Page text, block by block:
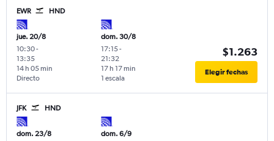
EWR HND
jue. 20/8
10:30-
13:35
Directo
14 h 05 min
dom. 30/8
17:15-
21:32
1 escala
17 h 17 min
$1.263
Elegir fechas
JFK HND
dom. 23/8
dom. 6/9